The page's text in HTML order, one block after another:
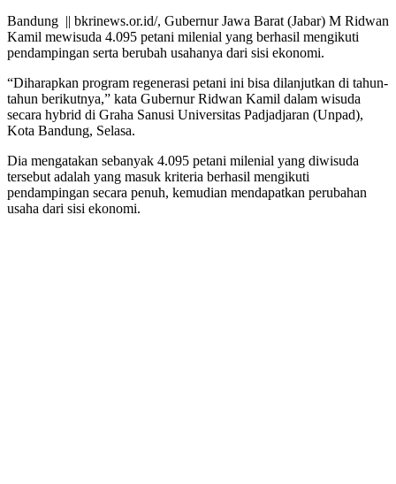
Bandung || bkrinews.or.id/, Gubernur Jawa Barat (Jabar) M Ridwan
Kamil mewisuda 4.095 petani milenial yang berhasil mengikuti
pendampingan serta berubah usahanya dari sisi ekonomi.
“Diharapkan program regenerasi petani ini bisa dilanjutkan di tahun-
tahun berikutnya,” kata Gubernur Ridwan Kamil dalam wisuda
secara hybrid di Graha Sanusi Universitas Padjadjaran (Unpad),
Kota Bandung, Selasa.
Dia mengatakan sebanyak 4.095 petani milenial yang diwisuda
tersebut adalah yang masuk kriteria berhasil mengikuti
pendampingan secara penuh, kemudian mendapatkan perubahan
usaha dari sisi ekonomi.